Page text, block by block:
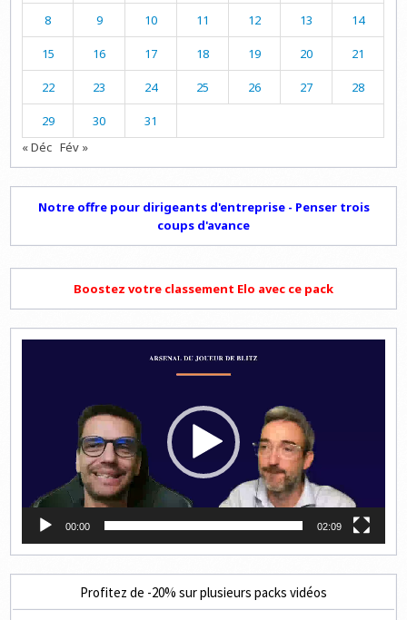
8 9 10 11 12 13 14
15 16 17 18 19 20 21
22 23 24 25 26 27 28
29 30
31
« Déc Fév »
Notre offre pour dirigeants d'entreprise - Penser trois
coups d'avance
Boostez votre classement Elo avec ce pack
00:00 02:09
Profitez de -20% sur plusieurs packs vidéos